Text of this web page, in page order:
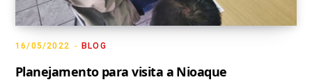
BLOG
16/05/2022
Planejamento para visita a Nioaque